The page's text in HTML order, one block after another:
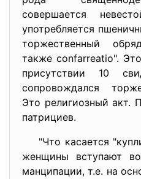
совершается
употребляется
торжественный
также confarreatio".
присутствии 10
сопровождался
Это религиозный акт.
патрициев.
"Что касается
женщины вступают
манципации, т.е. на